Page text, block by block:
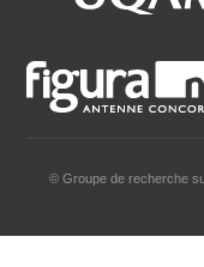
© Groupe de recherche